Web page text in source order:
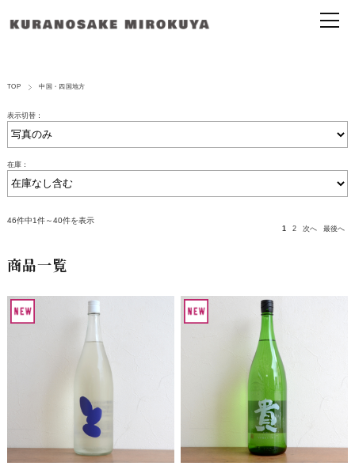
TOP 中国・四国地方
表示切替：
在庫：
46件中1件～40件を表示
1 2 次へ 最後へ
商品一覧